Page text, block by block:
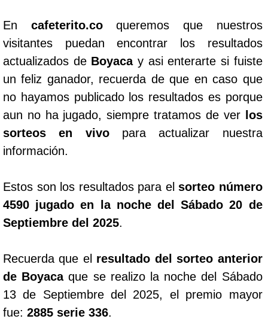
En cafeterito.coqueremos que nuestros
visitantes puedan encontrar los resultados
actualizados de Boyacay asi enterarte si fuiste
un feliz ganador, recuerda de que en caso que
no hayamos publicado los resultados es porque
aun no ha jugado, siempre tratamos de ver
los
sorteos en vivopara actualizar nuestra
información.
Estos son los resultados para elsorteo número
4590 jugado en la noche del Sábado 20 de
Septiembre del 2025.
Recuerda que el resultado del sorteo anterior
de Boyacaque se realizo la noche del Sábado
13 de Septiembre del 2025, el premio mayor
fue: 2885 serie 336.